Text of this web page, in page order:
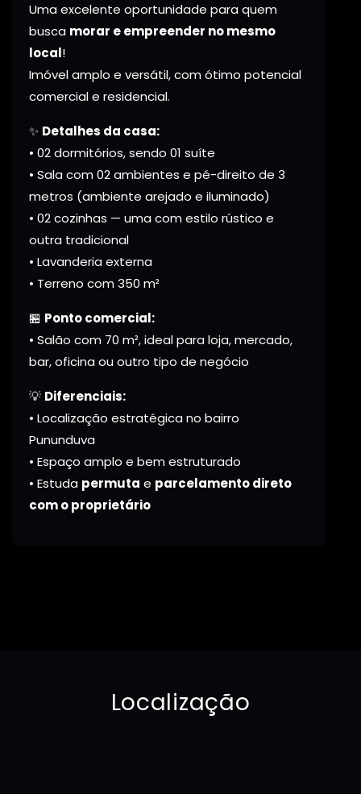
Uma excelente oportunidade para quem
busca morar e empreender no mesmo
local!
Imóvel amplo e versátil, com ótimo potencial
comercial e residencial.
✨ Detalhes da casa:
• 02 dormitórios, sendo 01 suíte
• Sala com 02 ambientes e pé-direito de 3
metros (ambiente arejado e iluminado)
• 02 cozinhas — uma com estilo rústico e
outra tradicional
• Lavanderia externa
• Terreno com 350 m²
🏪 Ponto comercial:
• Salão com 70 m², ideal para loja, mercado,
bar, oficina ou outro tipo de negócio
💡 Diferenciais:
• Localização estratégica no bairro
Pununduva
• Espaço amplo e bem estruturado
• Estuda permuta e parcelamento direto
com o proprietário
Localização